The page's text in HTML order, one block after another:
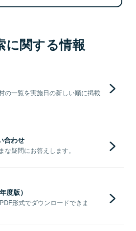
に関する情報
の一覧を実施日の新しい順に掲載
合わせ
疑問にお答えします。
度版）
形式でダウンロードできま